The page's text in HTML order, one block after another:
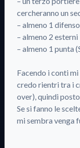
cercheranno un
– almeno 1
– almeno 2 esterni
– almeno 1 punta
Facendo i conti
credo rientri tra i
over), quindi posto
Se si fanno le
mi sembra venga